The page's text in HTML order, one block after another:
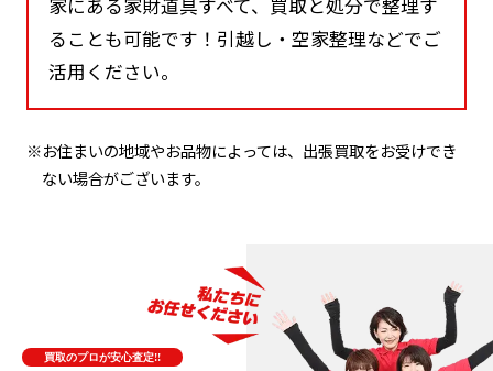
家にある家財道具すべて、買取と処分で整理す
ることも可能です！引越し・空家整理などでご
活用ください。
※お住まいの地域やお品物によっては、出張買取をお受けでき
ない場合がございます。
買取のプロが安心査定!!